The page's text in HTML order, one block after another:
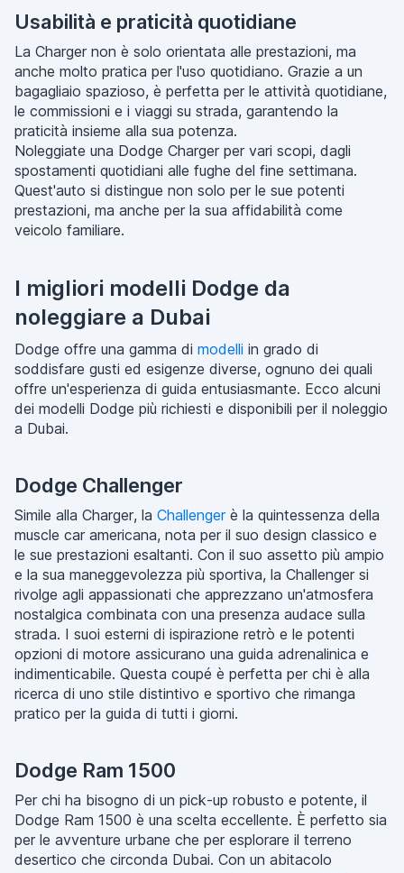
Usabilità e praticità quotidiane
La Charger non è solo orientata alle prestazioni, ma
anche molto pratica per l'uso quotidiano. Grazie a un
bagagliaio spazioso, è perfetta per le attività quotidiane,
le commissioni e i viaggi su strada, garantendo la
praticità insieme alla sua potenza.
Noleggiate una Dodge Charger per vari scopi, dagli
spostamenti quotidiani alle fughe del fine settimana.
Quest'auto si distingue non solo per le sue potenti
prestazioni, ma anche per la sua affidabilità come
veicolo familiare.
I migliori modelli Dodge da
noleggiare a Dubai
Dodge offre una gamma di modelli in grado di
soddisfare gusti ed esigenze diverse, ognuno dei quali
offre un'esperienza di guida entusiasmante. Ecco alcuni
dei modelli Dodge più richiesti e disponibili per il noleggio
a Dubai.
Dodge Challenger
Simile alla Charger, la Challengerè la quintessenza della
muscle car americana, nota per il suo design classico e
le sue prestazioni esaltanti. Con il suo assetto più ampio
e la sua maneggevolezza più sportiva, la Challenger si
rivolge agli appassionati che apprezzano un'atmosfera
nostalgica combinata con una presenza audace sulla
strada. I suoi esterni di ispirazione retrò e le potenti
opzioni di motore assicurano una guida adrenalinica e
indimenticabile. Questa coupé è perfetta per chi è alla
ricerca di uno stile distintivo e sportivo che rimanga
pratico per la guida di tutti i giorni.
Dodge Ram 1500
Per chi ha bisogno di un pick-up robusto e potente, il
Dodge Ram 1500 è una scelta eccellente. È perfetto sia
per le avventure urbane che per esplorare il terreno
desertico che circonda Dubai. Con un abitacolo